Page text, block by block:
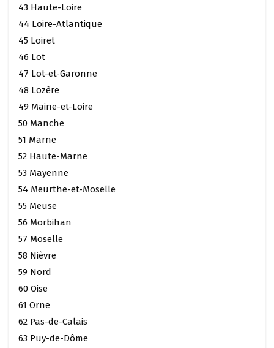
43 Haute-Loire
44 Loire-Atlantique
45 Loiret
46 Lot
47 Lot-et-Garonne
48 Lozère
49 Maine-et-Loire
50 Manche
51 Marne
52 Haute-Marne
53 Mayenne
54 Meurthe-et-Moselle
55 Meuse
56 Morbihan
57 Moselle
58 Nièvre
59 Nord
60 Oise
61 Orne
62 Pas-de-Calais
63 Puy-de-Dôme